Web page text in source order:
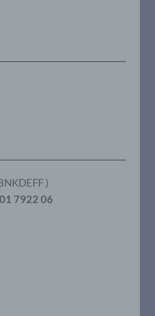
)
7922 06
das Unionsrecht oder
vorgegeben,
die bestimmten
ist eine natürliche oder
Behörde, Einrichtung